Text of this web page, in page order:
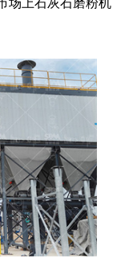
场上石灰石磨粉机